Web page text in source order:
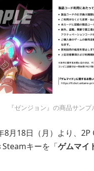
『ゼンジョン』の商品サンプ
8月18日（月）より、
キーを「ゲムマイ